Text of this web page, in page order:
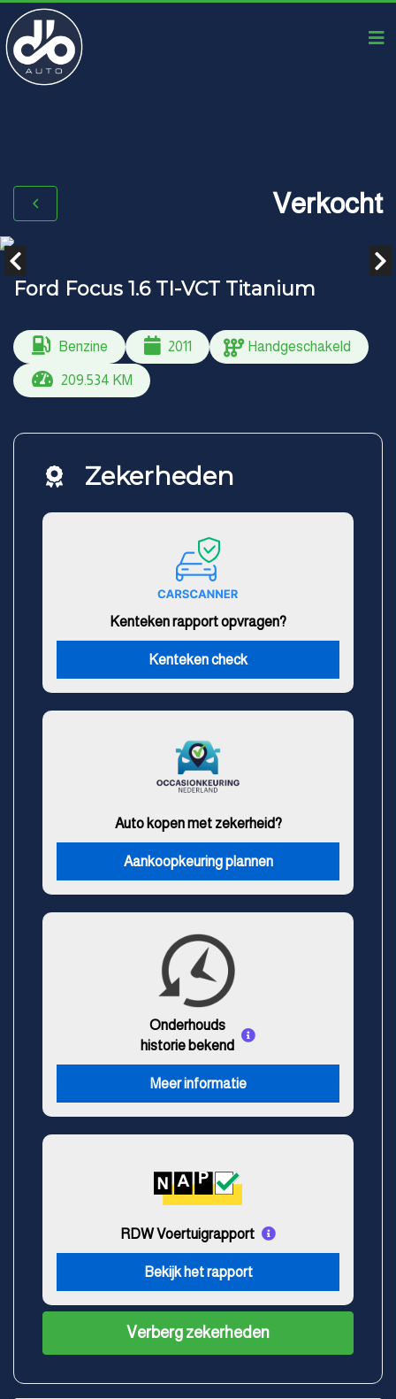
Verkocht
Ford Focus 1.6 TI-VCT Titanium
Benzine 2011 Handgeschakeld
209.534 KM
Zekerheden
Kenteken rapport opvragen?
Kenteken check
Auto kopen met zekerheid?
Aankoopkeuring plannen
Onderhouds
historie bekend
Meer informatie
RDW Voertuigrapport
Bekijk het rapport
Verberg zekerheden